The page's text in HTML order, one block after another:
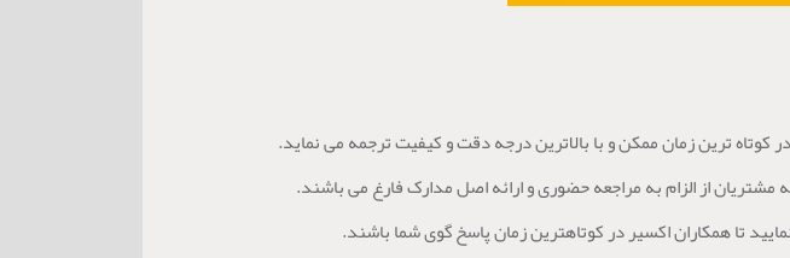
ترین زمان ممکن و با بالاترین درجه دقت و کیفیت ترجمه می نماید.
مشتریان از الزام به مراجعه حضوری و ارائه اصل مدارک فارغ می باشند.
تا همکاران اکسیر در کوتاهترین زمان پاسخ گوی شما باشند.